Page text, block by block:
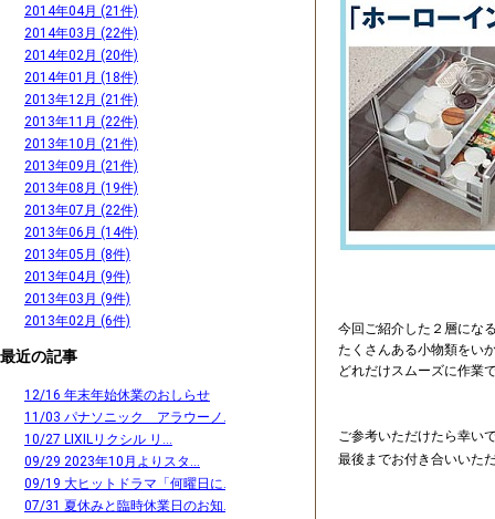
今回ご紹介した２層にな
たくさんある小物類をい
どれだけスムーズに作業
ご参考いただけたら幸い
最後までお付き合いいた
2014年04月 (21件)
2014年03月 (22件)
2014年02月 (20件)
2014年01月 (18件)
2013年12月 (21件)
2013年11月 (22件)
2013年10月 (21件)
2013年09月 (21件)
2013年08月 (19件)
2013年07月 (22件)
2013年06月 (14件)
2013年05月 (8件)
2013年04月 (9件)
2013年03月 (9件)
2013年02月 (6件)
最近の記事
12/16 年末年始休業のおしらせ
11/03 パナソニック アラウーノ...
10/27 LIXILリクシル リ...
09/29 2023年10月よりスタ...
09/19 大ヒットドラマ「何曜日に...
07/31 夏休みと臨時休業日のお知...